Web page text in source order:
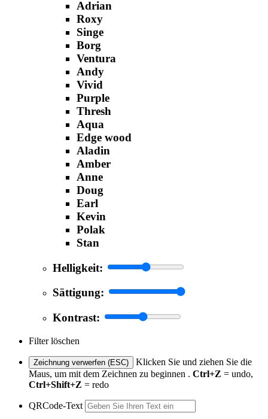
Adrian
Roxy
Singe
Borg
Ventura
Andy
Vivid
Purple
Thresh
Aqua
Edge wood
Aladin
Amber
Anne
Doug
Earl
Kevin
Polak
Stan
Helligkeit:
Sättigung:
Kontrast:
Filter löschen
Zeichnung verwerfen (ESC)
Klicken Sie und ziehen Sie die
Maus, um mit dem Zeichnen zu beginnen . Ctrl+Z = undo,
Ctrl+Shift+Z = redo
QRCode-Text